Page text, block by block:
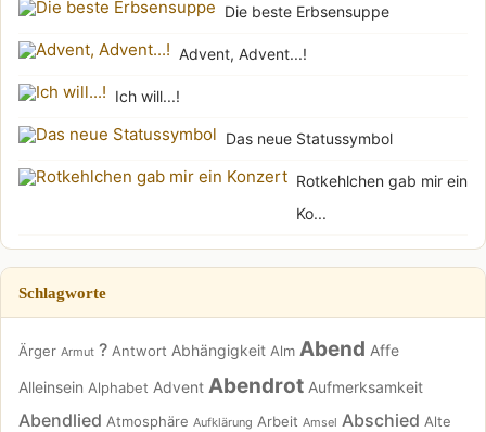
Die beste Erbsensuppe
Advent, Advent...!
Ich will...!
Das neue Statussymbol
Rotkehlchen gab mir ein
Ko...
Schlagworte
Ärger Armut ? Antwort Abhängigkeit Alm Abend Affe
Alleinsein Alphabet Advent Abendrot Aufmerksamkeit
Abendlied Atmosphäre Aufklärung Arbeit Amsel Abschied Alte